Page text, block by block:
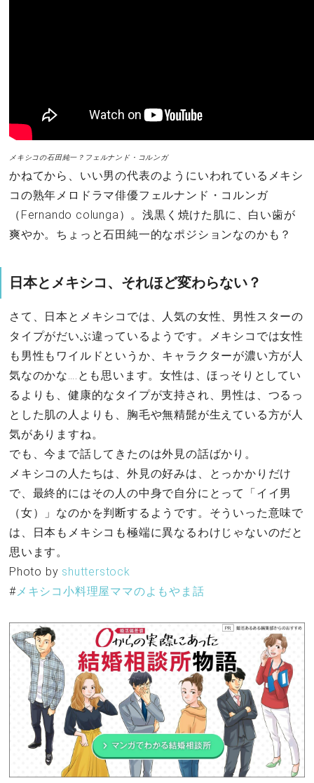
メキシコの石田純一？フェルナンド・コルンガ
かねてから、いい男の代表のようにいわれているメキシ
コの熟年メロドラマ俳優フェルナンド・コルンガ
（Fernando colunga）。浅黒く焼けた肌に、白い歯が
爽やか。ちょっと石田純一的なポジションなのかも？
日本とメキシコ、それほど変わらない？
さて、日本とメキシコでは、人気の女性、男性スターの
タイプがだいぶ違っているようです。メキシコでは女性
も男性もワイルドというか、キャラクターが濃い方が人
気なのかな….とも思います。女性は、ほっそりとしてい
るよりも、健康的なタイプが支持され、男性は、つるっ
とした肌の人よりも、胸毛や無精髭が生えている方が人
気がありますね。
でも、今まで話してきたのは外見の話ばかり。
メキシコの人たちは、外見の好みは、とっかかりだけ
で、最終的にはその人の中身で自分にとって「イイ男
（女）」なのかを判断するようです。そういった意味で
は、日本もメキシコも極端に異なるわけじゃないのだと
思います。
Photo by shutterstock
#メキシコ小料理屋ママのよもやま話